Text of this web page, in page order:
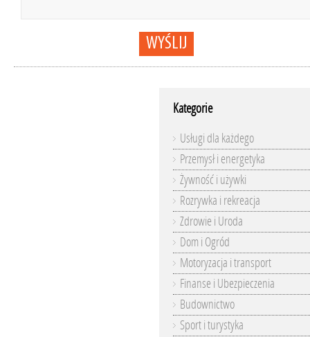
WYŚLIJ
Kategorie
Usługi dla każdego
Przemysł i energetyka
Żywność i używki
Rozrywka i rekreacja
Zdrowie i Uroda
Dom i Ogród
Motoryzacja i transport
Finanse i Ubezpieczenia
Budownictwo
Sport i turystyka